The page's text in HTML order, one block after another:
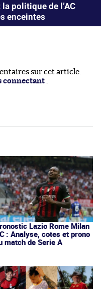
politique de l’AC
enceintes
sur cet article.
connectant
Lazio Rome Milan
: Analyse, cotes et prono
match de Serie A